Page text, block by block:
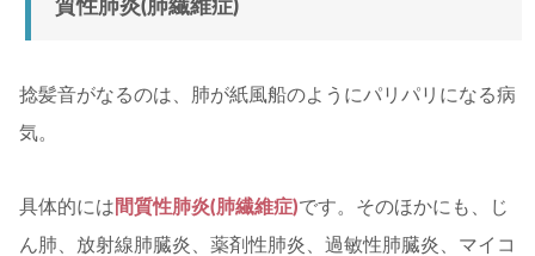
質性肺炎(肺繊維症)
捻髪音がなるのは、肺が紙風船のようにパリパリになる病
気。
具体的には間質性肺炎(肺繊維症)です。そのほかにも、じ
ん肺、放射線肺臓炎、薬剤性肺炎、過敏性肺臓炎、マイコ